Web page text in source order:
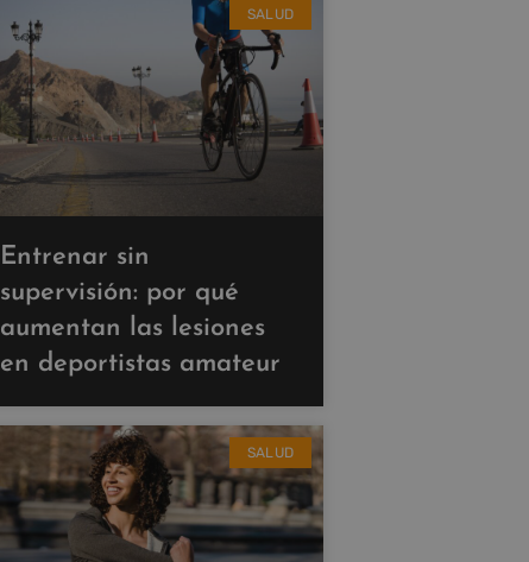
SALUD
Entrenar sin
supervisión: por qué
aumentan las lesiones
en deportistas amateur
SALUD